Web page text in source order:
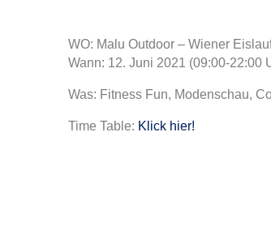
WO: Malu Outdoor – Wiener
Wann: 12. Juni 2021 (09:00-22:00
Was: Fitness Fun, Modenschau,
Time Table: Klick hier!